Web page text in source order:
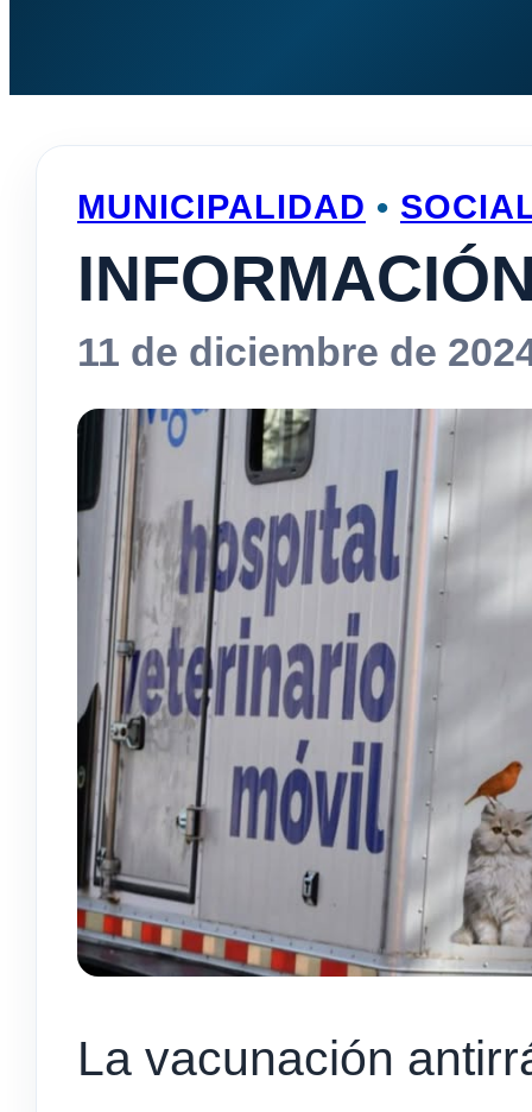
MUNICIPALIDAD •
11 de diciembre de
La vacunación